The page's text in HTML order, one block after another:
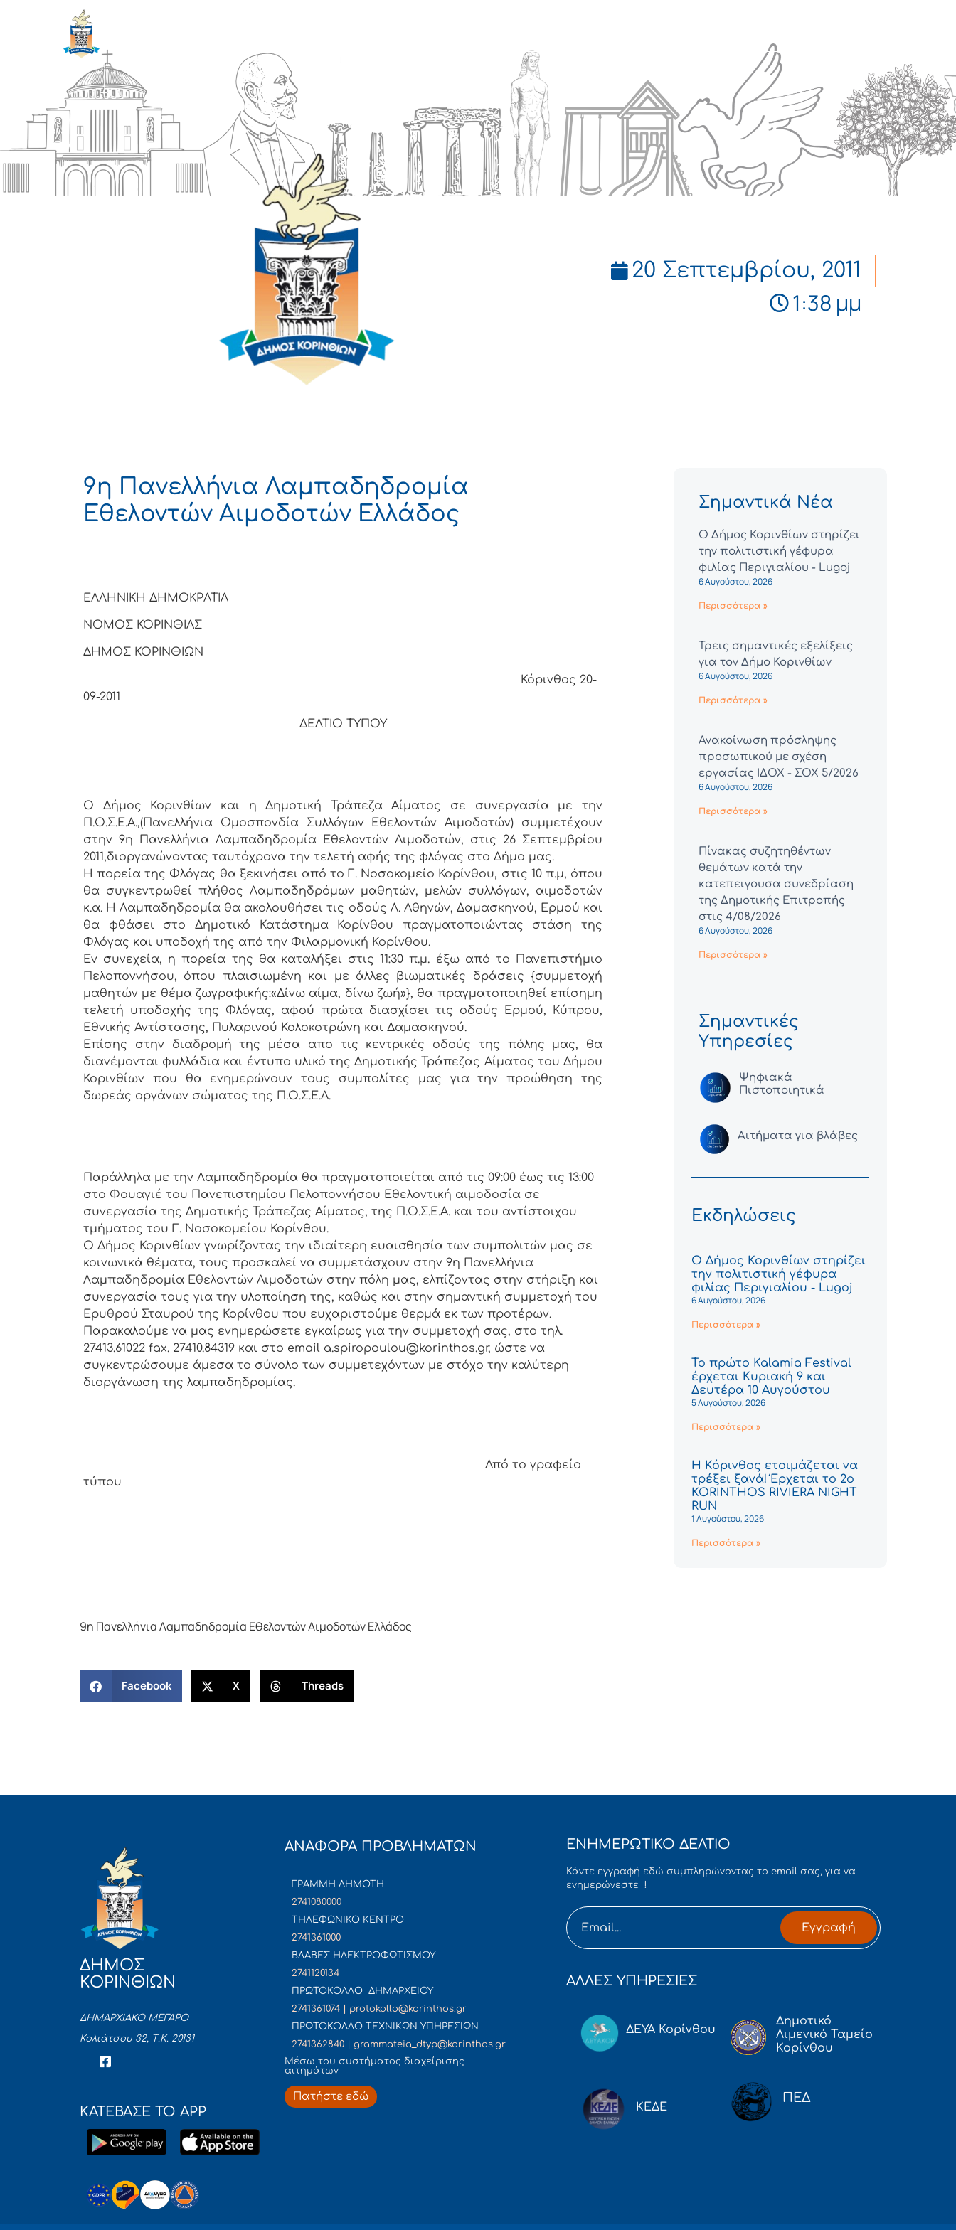
20 Σεπτεμβρίου, 2011
1:38 μμ
9η Πανελλήνια Λαμπαδηδρομία
Εθελοντών Αιμοδοτών Ελλάδος
ΕΛΛΗΝΙΚΗ ΔΗΜΟΚΡΑΤΙΑ
ΝΟΜΟΣ ΚΟΡΙΝΘΙΑΣ
ΔΗΜΟΣ ΚΟΡΙΝΘΙΩΝ
Κόρινθος 20-
09-2011
ΔΕΛΤΙΟ ΤΥΠΟΥ
Ο Δήμος Κορινθίων και η Δημοτική Τράπεζα Αίματος σε συνεργασία με την
Π.Ο.Σ.Ε.Α.,(Πανελλήνια Ομοσπονδία Συλλόγων Εθελοντών Αιμοδοτών) συμμετέχουν
στην 9η Πανελλήνια Λαμπαδηδρομία Εθελοντών Αιμοδοτών, στις 26 Σεπτεμβρίου
2011,διοργανώνοντας ταυτόχρονα την τελετή αφής της φλόγας στο Δήμο μας.
Η πορεία της Φλόγας θα ξεκινήσει από το Γ. Νοσοκομείο Κορίνθου, στις 10 π.μ, όπου
θα συγκεντρωθεί πλήθος Λαμπαδηδρόμων μαθητών, μελών συλλόγων, αιμοδοτών
κ.α. Η Λαμπαδηδρομία θα ακολουθήσει τις οδούς Λ. Αθηνών, Δαμασκηνού, Ερμού και
θα φθάσει στο Δημοτικό Κατάστημα Κορίνθου πραγματοποιώντας στάση της
Φλόγας και υποδοχή της από την Φιλαρμονική Κορίνθου.
Εν συνεχεία, η πορεία της θα καταλήξει στις 11:30 π.μ. έξω από το Πανεπιστήμιο
Πελοποννήσου, όπου πλαισιωμένη και με άλλες βιωματικές δράσεις {συμμετοχή
μαθητών με θέμα ζωγραφικής:«Δίνω αίμα, δίνω ζωή»}, θα πραγματοποιηθεί επίσημη
τελετή υποδοχής της Φλόγας, αφού πρώτα διασχίσει τις οδούς Ερμού, Κύπρου,
Εθνικής Αντίστασης, Πυλαρινού Κολοκοτρώνη και Δαμασκηνού.
Επίσης στην διαδρομή της μέσα απο τις κεντρικές οδούς της πόλης μας, θα
διανέμονται φυλλάδια και έντυπο υλικό της Δημοτικής Τράπεζας Αίματος του Δήμου
Κορινθίων που θα ενημερώνουν τους συμπολίτες μας για την προώθηση της
δωρεάς οργάνων σώματος της Π.Ο.Σ.Ε.Α.
Παράλληλα με την Λαμπαδηδρομία θα πραγματοποιείται από τις 09:00 έως τις 13:00
στο Φουαγιέ του Πανεπιστημίου Πελοποννήσου Εθελοντική αιμοδοσία σε
συνεργασία της Δημοτικής Τράπεζας Αίματος, της Π.Ο.Σ.Ε.Α. και του αντίστοιχου
τμήματος του Γ. Νοσοκομείου Κορίνθου.
Ο Δήμος Κορινθίων γνωρίζοντας την ιδιαίτερη ευαισθησία των συμπολιτών μας σε
κοινωνικά θέματα, τους προσκαλεί να συμμετάσχουν στην 9η Πανελλήνια
Λαμπαδηδρομία Εθελοντών Αιμοδοτών στην πόλη μας, ελπίζοντας στην στήριξη και
συνεργασία τους για την υλοποίηση της, καθώς και στην σημαντική συμμετοχή του
Ερυθρού Σταυρού της Κορίνθου που ευχαριστούμε θερμά εκ των προτέρων.
Παρακαλούμε να μας ενημερώσετε εγκαίρως για την συμμετοχή σας, στο τηλ.
27413.61022 fax. 27410.84319 και στο email a.spiropoulou@korinthos.gr, ώστε να
συγκεντρώσουμε άμεσα το σύνολο των συμμετεχόντων με στόχο την καλύτερη
διοργάνωση της λαμπαδηδρομίας.
Από το γραφείο
τύπου
Σημαντικά Νέα
Ο Δήμος Κορινθίων στηρίζει
την πολιτιστική γέφυρα
φιλίας Περιγιαλίου - Lugoj
6 Αυγούστου, 2026
Περισσότερα »
Τρεις σημαντικές εξελίξεις
για τον Δήμο Κορινθίων
6 Αυγούστου, 2026
Περισσότερα »
Ανακοίνωση πρόσληψης
προσωπικού με σχέση
εργασίας ΙΔΟΧ - ΣΟΧ 5/2026
6 Αυγούστου, 2026
Περισσότερα »
Πίνακας συζητηθέντων
θεμάτων κατά την
κατεπειγουσα συνεδρίαση
της Δημοτικής Επιτροπής
στις 4/08/2026
6 Αυγούστου, 2026
Περισσότερα »
Σημαντικές
Υπηρεσίες
Ψηφιακά
Πιστοποιητικά
Αιτήματα για βλάβες
Εκδηλώσεις
Ο Δήμος Κορινθίων στηρίζει
την πολιτιστική γέφυρα
φιλίας Περιγιαλίου - Lugoj
6 Αυγούστου, 2026
Περισσότερα »
Το πρώτο Kalamia Festival
έρχεται Κυριακή 9 και
Δευτέρα 10 Αυγούστου
5 Αυγούστου, 2026
Περισσότερα »
Η Κόρινθος ετοιμάζεται να
τρέξει ξανά! Έρχεται το 2ο
KORINTHOS RIVIERA NIGHT
RUN
1 Αυγούστου, 2026
Περισσότερα »
9η Πανελλήνια Λαμπαδηδρομία Εθελοντών Αιμοδοτών Ελλάδος
Facebook X Threads
ΔΗΜΟΣ
ΚΟΡΙΝΘΙΩΝ
ΔΗΜΑΡΧΙΑΚΟ ΜΕΓΑΡΟ
Κολιάτσου 32, Τ.Κ. 20131
ΚΑΤΕΒΑΣΕ ΤΟ APP
ΑΝΑΦΟΡΑ ΠΡΟΒΛΗΜΑΤΩΝ
ΓΡΑΜΜΗ ΔΗΜΟΤΗ
2741080000
ΤΗΛΕΦΩΝΙΚΟ ΚΕΝΤΡΟ
2741361000
ΒΛΑΒΕΣ ΗΛΕΚΤΡΟΦΩΤΙΣΜΟΥ
2741120134
ΠΡΩΤΟΚΟΛΛΟ ΔΗΜΑΡΧΕΙΟΥ
2741361074 | protokollo@korinthos.gr
ΠΡΩΤΟΚΟΛΛΟ ΤΕΧΝΙΚΩΝ ΥΠΗΡΕΣΙΩΝ
2741362840 | grammateia_dtyp@korinthos.gr
Mέσω του συστήματος διαχείρισης
αιτημάτων
Πατήστε εδώ
ΕΝΗΜΕΡΩΤΙΚΟ ΔΕΛΤΙΟ
Κάντε εγγραφή εδώ συμπληρώνοντας το email σας, για να
ενημερώνεστε !
Εγγραφή
ΑΛΛΕΣ ΥΠΗΡΕΣΙΕΣ
ΔΕΥΑ Κορίνθου
Δημοτικό
Λιμενικό Ταμείο
Κορίνθου
ΚΕΔΕ
ΠΕΔ